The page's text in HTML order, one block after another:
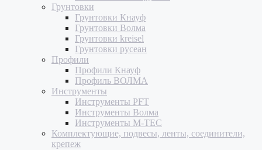
Грунтовки
Грунтовки Кнауф
Грунтовки Волма
Грунтовки kreisel
Грунтовки русеан
Профили
Профили Кнауф
Профиль ВОЛМА
Инструменты
Инструменты PFT
Инструменты Волма
Инструменты M-TEC
Комплектующие, подвесы, ленты, соединители,
крепеж